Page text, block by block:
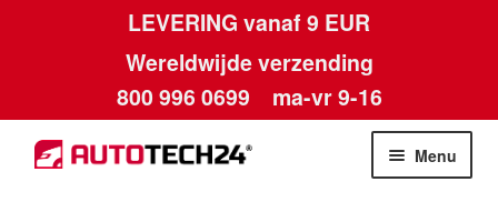
LEVERING vanaf 9 EUR
Wereldwijde verzending
800 996 0699 ma-vr 9-16
Ga
door
Ga
naar
Menu